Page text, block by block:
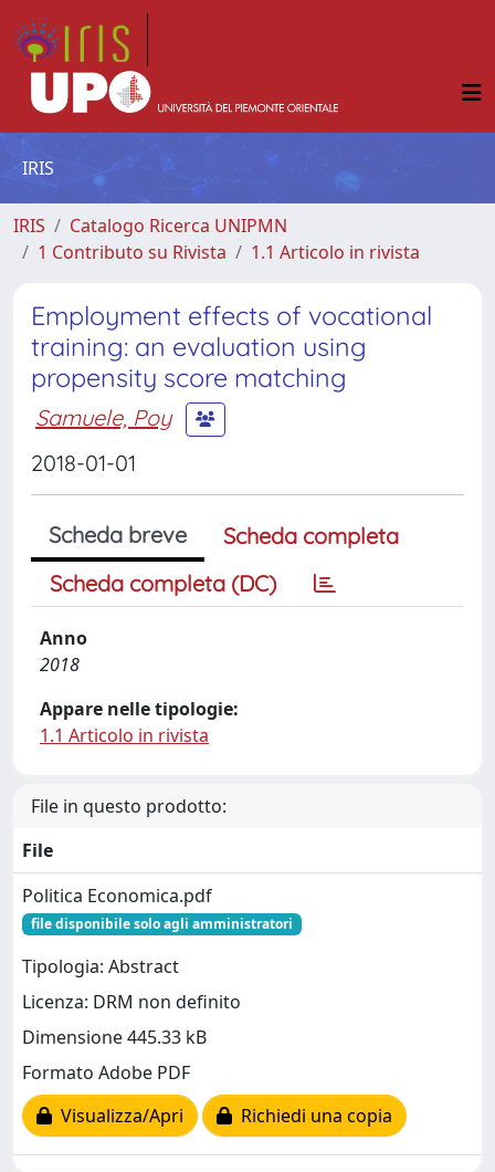
IRIS
IRIS
Catalogo Ricerca UNIPMN
1 Contributo su Rivista
1.1 Articolo in rivista
Employment effects of vocational
training: an evaluation using
propensity score matching
Samuele, Poy
2018-01-01
Scheda breve
Scheda completa
Scheda completa (DC)
Anno
2018
Appare nelle tipologie:
1.1 Articolo in rivista
File in questo prodotto:
File
Politica Economica.pdf
file disponibile solo agli amministratori
Tipologia: Abstract
Licenza: DRM non definito
Dimensione 445.33 kB
Formato Adobe PDF
Visualizza/Apri
Richiedi una copia